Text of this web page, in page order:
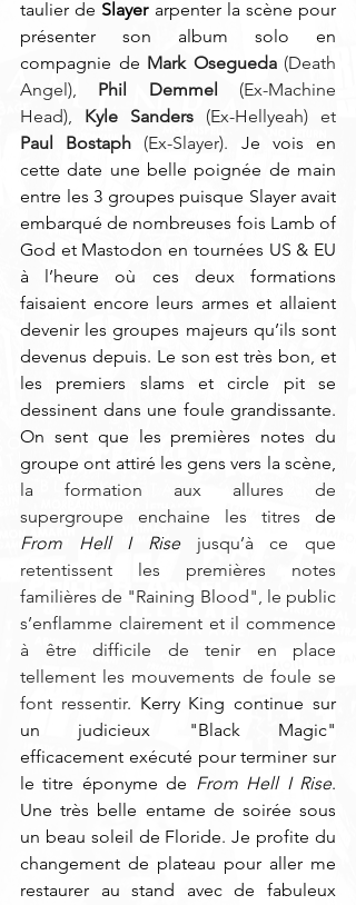
taulier de Slayer arpenter la scène pour
présenter son album solo en
compagnie de Mark Osegueda (Death
Angel), Phil Demmel (Ex-Machine
Head), Kyle Sanders
Paul Bostaph (Ex-Slayer). Je vois en
cette date une belle poignée de main
entre les 3 groupes puisque Slayer avait
embarqué de nombreuses fois Lamb of
God et Mastodon en tournées US & EU
à l’heure où ces deux formations
faisaient encore leurs armes et allaient
devenir les groupes majeurs qu’ils sont
devenus depuis. Le son est très bon, et
les premiers slams et circle pit se
dessinent dans une foule grandissante.
On sent que les premières notes du
la formation aux allures de
supergroupe enchaine les titres
From Hell I Rise jusqu’à ce que
retentissent les premières notes
familières de "Raining Blood", le public
s’enflamme clairement et il commence
à être difficile de tenir en place
tellement les mouvements de foule se
font ressentir. Kerry King continue sur
un judicieux "Black Magic"
efficacement exécuté pour terminer sur
le titre éponyme de From Hell I Rise.
Une très belle entame de soirée sous
un beau soleil de Floride. Je profite du
changement de plateau pour aller me
restaurer au stand avec de fabuleux